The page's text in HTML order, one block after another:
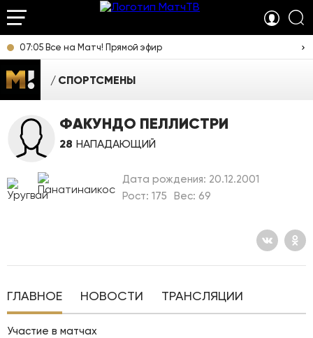
07:05 Все на Матч! Прямой эфир
СПОРТСМЕНЫ
ФАКУНДО ПЕЛЛИСТРИ
28 НАПАДАЮЩИЙ
Дата рождения: 20.12.2001
Рост: 175
Вес: 69
ГЛАВНОЕ НОВОСТИ ТРАНСЛЯЦИИ
Участие в матчах